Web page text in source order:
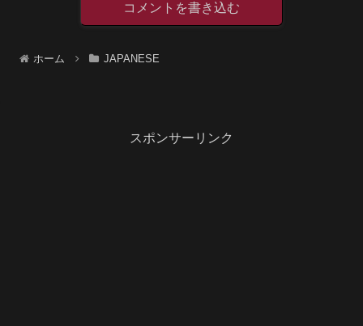
コメントを書き込む
ホーム JAPANESE
スポンサーリンク